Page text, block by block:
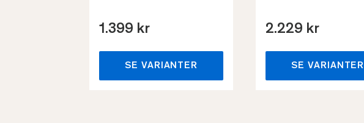
1.399 kr
SE VARIANTER
2.229 kr
SE VARIANTER